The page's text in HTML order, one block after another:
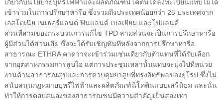
เกี่ยวกับนโยบายบุหรี่ไฟฟ้าและผลิตภัณฑ์นิโคตินได้ลงทะเบียนแทบไม่ได้
เข้าร่วมในการปรึกษาหารือ ซึ่งรวมถึงประเทศน้อยกว่า 25 ประเทศจาก
เอสโตเนีย เนเธอร์แลนด์ ฟินแลนด์ เบลเยียม และโปแลนด์
ส่วนที่สามของกระบวนการแก้ไข TPD สามส่วนจะเป็นการปรึกษาหารือ
ผู้มีส่วนได้ส่วนเสีย ซึ่งจะได้รับเชิญทันทีหลังจากการปรึกษาหารือ
สาธารณะ ETHRA คาดว่าจะเข้าร่วมเช่นเดียวกับตัวแทนที่ได้รับเลือก
จากอุตสาหกรรมการสูบไอ แต่การประชุมเหล่านั้นแทบจะมุ่งไปที่หน่วย
งานด้านสาธารณสุขและการควบคุมยาสูบที่ทรงอิทธิพลของยุโรป ซึ่งไม่
สนับสนุนกฎหมายบุหรี่ไฟฟ้าและผลิตภัณฑ์นิโคตินแบบเสรีนิยม และนั่น
ทำให้การตอบสนองของสาธารณชนมีความสำคัญเป็นสองเท่า